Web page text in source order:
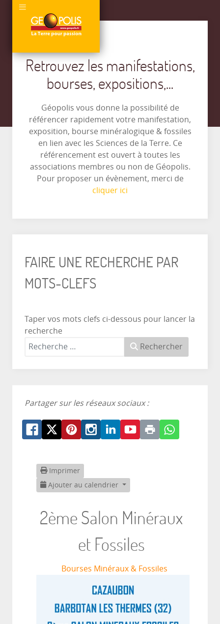
Retrouvez les manifestations,
bourses, expositions,...
Géopolis vous donne la possibilité de
référencer rapidement votre manifestation,
exposition, bourse minéralogique & fossiles
en lien avec les Sciences de la Terre. Ce
référencement est ouvert à toutes les
associations membres ou non de Géopolis.
Pour proposer un évènement, merci de
cliquer ici
FAIRE UNE RECHERCHE PAR
MOTS-CLEFS
Taper vos mots clefs ci-dessous pour lancer la
recherche
Rechercher
Partager sur les réseaux sociaux :
Imprimer
Ajouter au calendrier
2ème Salon Minéraux
et Fossiles
Bourses Minéraux & Fossiles